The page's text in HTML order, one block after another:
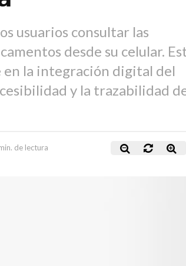
usuarios consultar las
desde su celular.
la integración digital del
y la trazabilidad
de lectura